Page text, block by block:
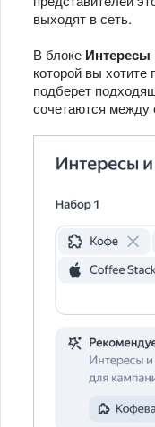
выходят в сеть.
В блоке
которой вы
подберет
сочетаются между